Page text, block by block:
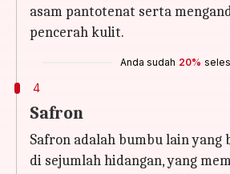
asam pantotenat serta
pencerah kulit.
Anda sudah 20%
4
Safron
Safron adalah bumbu lain yang
di sejumlah hidangan, yang